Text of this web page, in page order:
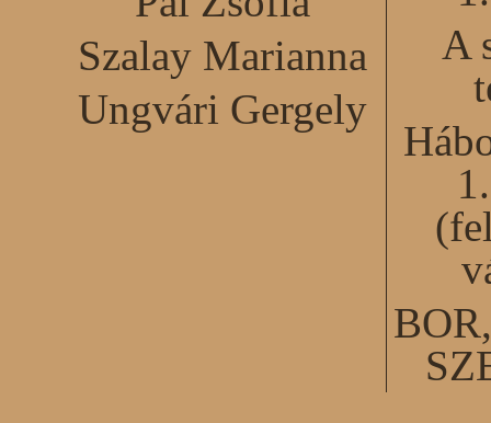
Szalay Marianna
Ungvári Gergely
A